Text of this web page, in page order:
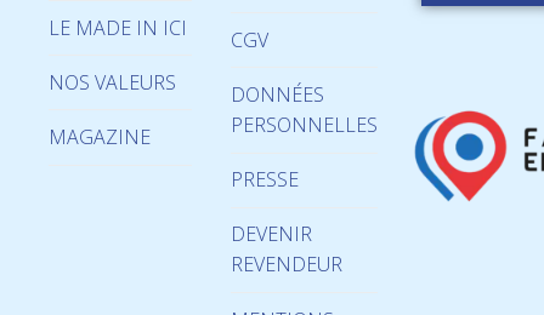
LE MADE IN ICI
NOS VALEURS
MAGAZINE
CGV
DONNÉES
PERSONNELLES
PRESSE
DEVENIR
REVENDEUR